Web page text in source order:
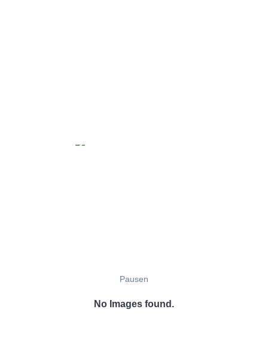
Pausen
No Images found.